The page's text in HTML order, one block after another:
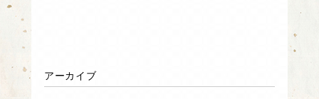
アーカイブ